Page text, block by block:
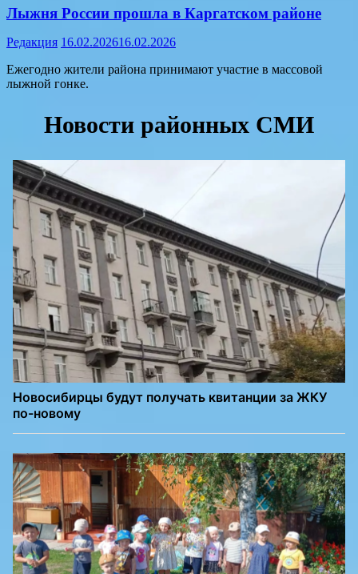
Лыжня России прошла в Каргатском районе
Редакция 16.02.202616.02.2026
Ежегодно жители района принимают участие в массовой
лыжной гонке.